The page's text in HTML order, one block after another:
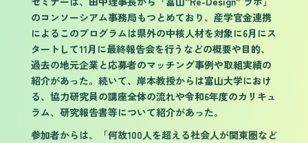
のコンソーシアム事務局もつとめており、産学官金連携
によるこのプログラムは県外の中核人材を対象に6月にス
タートして11月に最終報告会を行うなどの概要や目的、
過去の地元企業と応募者のマッチング事例や取組実績の
紹介があった。続いて、岸本教授からは富山大学におけ
る、協力研究員の講座全体の流れや令和6年度のカリキュ
ラム、研究報告書等について紹介があった。
参加者からは、「何故100人を超える社会人が関東圏など